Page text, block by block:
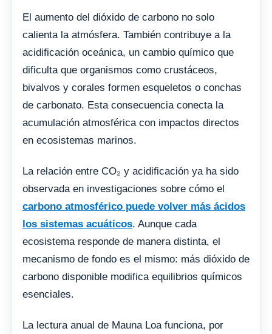
El aumento del dióxido de carbono no solo
calienta la atmósfera. También contribuye a la
acidificación oceánica, un cambio químico que
dificulta que organismos como crustáceos,
bivalvos y corales formen esqueletos o conchas
de carbonato. Esta consecuencia conecta la
acumulación atmosférica con impactos directos
en ecosistemas marinos.
La relación entre CO₂ y acidificación ya ha sido
observada en investigaciones sobre cómo el
carbono atmosférico puede volver más ácidos
los sistemas acuáticos. Aunque cada
ecosistema responde de manera distinta, el
mecanismo de fondo es el mismo: más dióxido de
carbono disponible modifica equilibrios químicos
esenciales.
La lectura anual de Mauna Loa funciona, por